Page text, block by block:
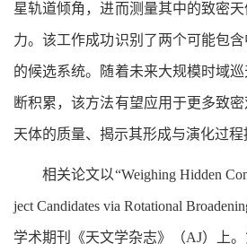
星轨道倾角，进而测量其中的致密
力。该工作成功识别了两个可能包
的候选系统。随着未来大规模时域
断积累，该方法有望应用于更多致
天体的质量、揭示其形成与演化过程
相关论文以“Weighing Hidden
ject Candidates via Rotational
学术期刊《天文学杂志》（AJ）上